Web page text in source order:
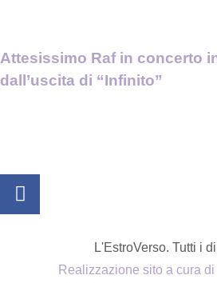
Attesissimo Raf in concerto
dall’uscita di “Infinito”
L'EstroVerso. Tutti i
Realizzazione sito a cura